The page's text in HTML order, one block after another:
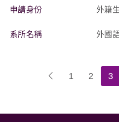
申請身份 外籍
系所名稱 外國
1 2 3